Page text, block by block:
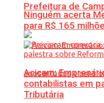
Prefeitura de
Ninguém acerta
para R$ 165
Acicam:
contabilistas em
Tributária